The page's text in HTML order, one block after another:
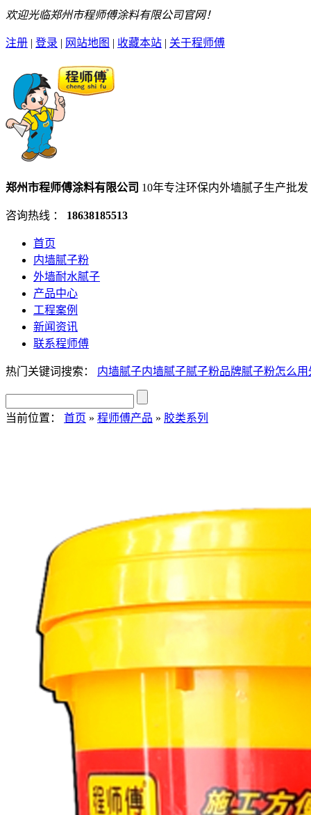
欢迎光临郑州市程师傅涂料有限公司官网！
注册 | 登录 | 网站地图 | 收藏本站 | 关于程师傅
郑州市程师傅涂料有限公司 10年专注环保内外墙腻子生产批发
咨询热线 ： 18638185513
首页
内墙腻子粉
外墙耐水腻子
产品中心
工程案例
新闻资讯
联系程师傅
热门关键词搜索： 内墙腻子内墙腻子腻子粉品牌腻子粉怎么用
当前位置： 首页 » 程师傅产品 » 胶类系列